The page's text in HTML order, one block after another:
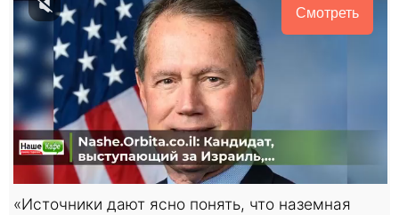
Смотреть
«Источники дают ясно понять, что наземная